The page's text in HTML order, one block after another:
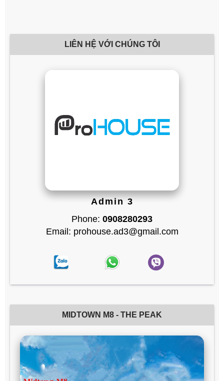
LIÊN HỆ VỚI CHÚNG TÔI
Admin 3
Phone: 0908280293
Email: prohouse.ad3@gmail.com
MIDTOWN M8 - THE PEAK